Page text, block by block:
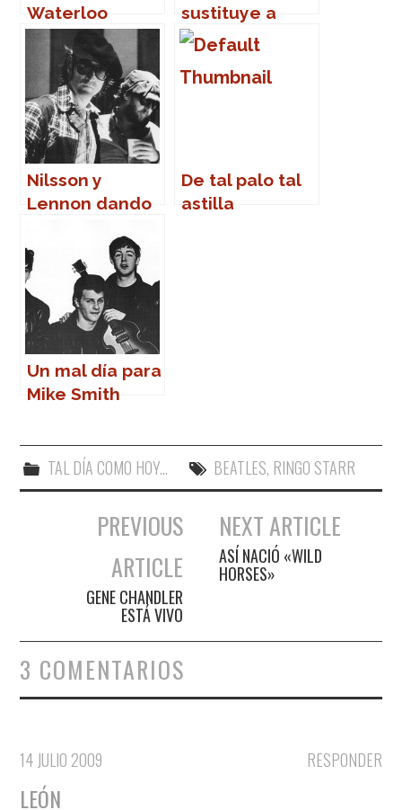
Waterloo
Sunset
sustituye a
Ringo Starr
Nilsson y
Lennon dando
De tal palo tal
astilla
Un mal día para
Mike Smith
TAL DÍA COMO HOY... BEATLES, RINGO STARR
Navegación de entradas
PREVIOUS
ARTICLE
GENE CHANDLER
ESTÁ VIVO
NEXT ARTICLE
ASÍ NACIÓ «WILD
HORSES»
3 COMENTARIOS
RESPONDER
14 JULIO 2009
LEÓN